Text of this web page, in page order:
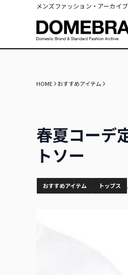
メンズファッション・アーカイ
HOME おすすめアイテム
春夏コーデ
トソー
おすすめアイテム トップス